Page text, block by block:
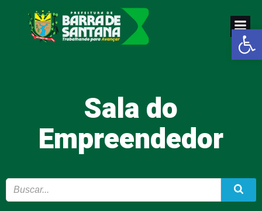
Abrir
Pular
para
o
conteúdo
Sala do
Empreendedor